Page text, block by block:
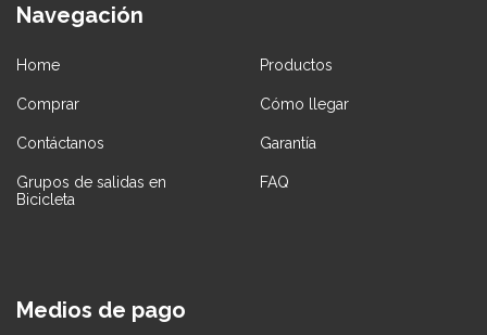
Navegación
Home Productos
Comprar Cómo llegar
Contáctanos Garantía
Grupos de salidas en
Bicicleta
FAQ
Medios de pago